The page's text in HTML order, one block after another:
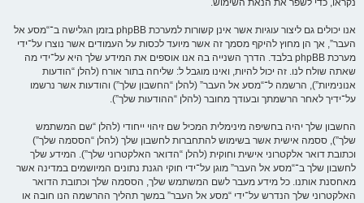
נקראו, כדי לשפר את הנאת השימוש.
אנו יכולים גם ליצור עוגיות אשר אינן קשורות למערכת phpBB בזמן הגלישה ב־“מסע אל
העבר”, אך הן מחוץ להיקף מסמך זה אשר מיועד לכסות על העמודים אשר נוצרו על־ידי
מערכת phpBB בלבד. הדרך השנייה בה אנו אוספים את המידע שלך היא על־ידי מה
שאתה שולח לנו. זה יכול להיות, ואינו מוגבל ל: שליחה בתור אורח (להלן “הודעות
אנונימיות”), הרשמה ל־“מסע אל העבר” (להלן “החשבון שלך”) והודעות אשר נרשמו
על־ידיך לאחר הרשמתך ובעודך מחובר (להלן “ההודעות שלך”).
החשבון שלך יהיה בחשיפה מינימלית המכיל שם זיהוי ייחודי (להלן “שם המשתמש
שלך”), ססמה אישית אשר בשימוש להתחברות לחשבון שלך (להלן “הססמה שלך”)
וכתובת דואר אלקטרוני אישית וחוקית (להלן “הדואר האלקטרוני שלך”). המידע שלך
לחשבון שלך ב־“מסע אל העבר” מוגן על־ידי חוקי הגנת נתונים המיושמים במדינה אשר
מאחסנת אותנו. כל מידע מעבר לשם המשתמש שלך, הססמה שלך וכתובת הדואר
האלקטרוני שלך הנדרש על־ידי “מסע אל העבר” במשך תהליך ההרשמה הנו חובה או